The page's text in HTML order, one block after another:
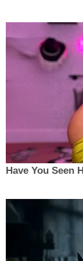
Have You Seen